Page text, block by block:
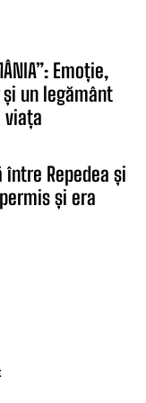
Emoție,
un legământ
viața
Repedea și
și era